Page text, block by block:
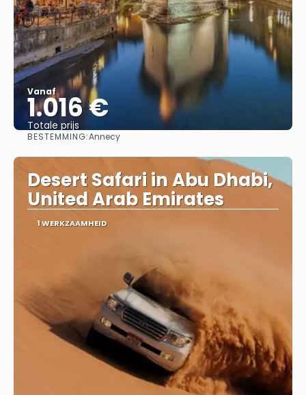
Vanaf
1.016 €
Totale prijs
BESTEMMING:Annecy
Desert Safari in Abu Dhabi,
United Arab Emirates
1 WERKZAAMHEID